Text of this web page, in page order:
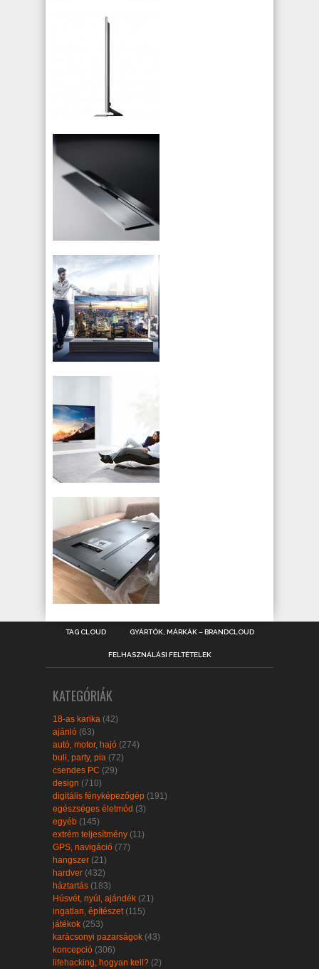
TAG CLOUD GYÁRTÓK, MÁRKÁK – BRANDCLOUD
FELHASZNÁLÁSI FELTÉTELEK
KATEGÓRIÁK
18-as karika (42)
ajánló (63)
autó, motor, hajó (274)
buli, party, pia (72)
csendes PC (29)
design (710)
digitális fényképezőgép (191)
egészséges életmód (3)
egyéb (145)
extrém teljesítmény (11)
GPS, navigáció (77)
hangszer (21)
hardver (432)
háztartás (183)
Húsvét, nyúl, ajándék (21)
ingatlan, építészet (115)
játékok (253)
karácsonyi pazarságok (43)
koncepció (306)
lifehacking, hogyan kell? (2)